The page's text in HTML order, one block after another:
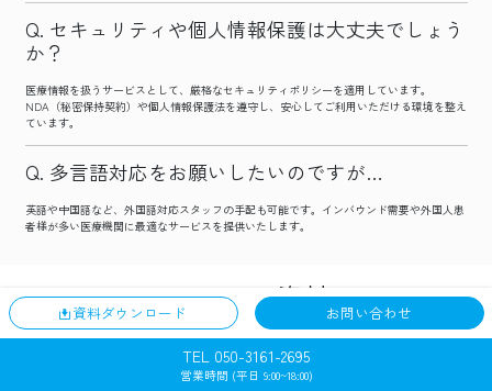
資料ダウンロード お問い合わせ
TEL 050-3161-2695
営業時間 (平日 9:00~18:00)
セキュリティや個人情報保護は大丈夫でしょう
か？
医療情報を扱うサービスとして、厳格なセキュリティポリシーを適用しています。
NDA（秘密保持契約）や個人情報保護法を遵守し、安心してご利用いただける環境を整え
ています。
多言語対応をお願いしたいのですが…
英語や中国語など、外国語対応スタッフの手配も可能です。インバウンド需要や外国人患
者様が多い医療機関に最適なサービスを提供いたします。
Remobaの資料